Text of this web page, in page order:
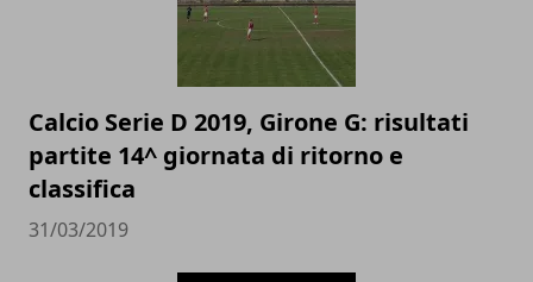
Calcio Serie D 2019, Girone G: risultati
partite 14^ giornata di ritorno e
classifica
31/03/2019